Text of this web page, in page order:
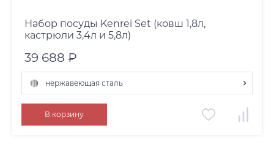
Набор посуды Kenrei Set (ковш 1,8л,
кастрюли 3,4л и 5,8л)
39 688 ₽
нержавеющая сталь
нержавеющая сталь
В корзину